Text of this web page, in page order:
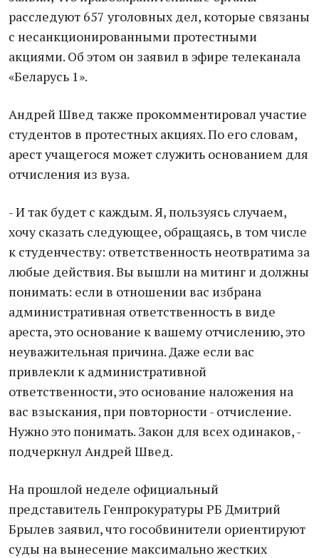
расследуют 657 уголовных дел, которые связаны
с несанкционированными протестными
акциями. Об этом он заявил в эфире телеканала
«Беларусь 1».
Андрей Швед также прокомментировал участие
студентов в протестных акциях. По его словам,
арест учащегося может служить основанием для
отчисления из вуза.
- И так будет с каждым. Я, пользуясь случаем,
хочу сказать следующее, обращаясь, в том числе
к студенчеству: ответственность неотвратима за
любые действия. Вы вышли на митинг и должны
понимать: если в отношении вас избрана
административная ответственность в виде
ареста, это основание к вашему отчислению, это
неуважительная причина. Даже если вас
привлекли к административной
ответственности, это основание наложения на
вас взыскания, при повторности - отчисление.
Нужно это понимать. Закон для всех одинаков, -
подчеркнул Андрей Швед.
На прошлой неделе официальный
представитель Генпрокуратуры РБ Дмитрий
Брылев заявил, что гособвинители ориентируют
суды на вынесение максимально жестких